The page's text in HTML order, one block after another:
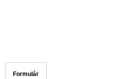
Formulár